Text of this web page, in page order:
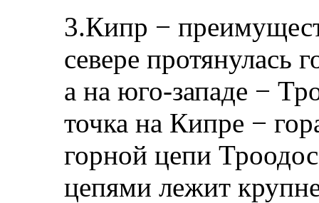
3.Кипр −
севере протянулась
а на юго-западе −
точка на Кипре −
горной цепи
цепями лежит